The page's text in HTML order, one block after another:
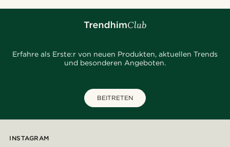
Erfahre als Erste:r von neuen Produkten, aktuellen Trends
und besonderen Angeboten.
BEITRETEN
INSTAGRAM